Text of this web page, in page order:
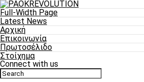
Full-Width Page
Latest News
Αρχική
Επικοινωνία
Πρωτοσέλιδο
Στοίχημα
Connect with us